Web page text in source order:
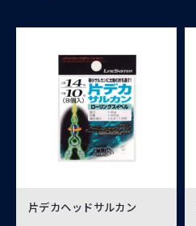
片デカヘッドサルカン